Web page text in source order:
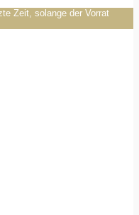
Zeit, solange der Vorrat